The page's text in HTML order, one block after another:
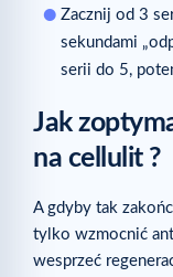
Zacznij od 3
sekundami
serii do 5,
Jak
na cellulit ?
A gdyby tak
tylko wzmocnić
wesprzeć